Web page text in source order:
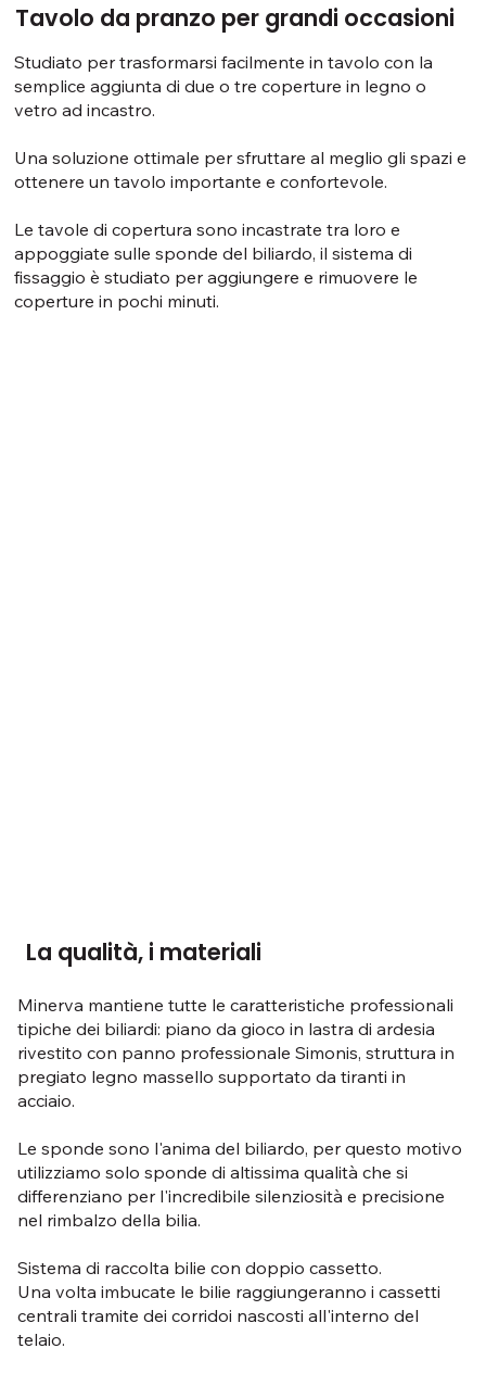
Tavolo da pranzo per grandi occasioni
Studiato per trasformarsi facilmente in tavolo con la
semplice aggiunta di due o tre coperture in legno o
vetro ad incastro.
Una soluzione ottimale per sfruttare al meglio gli spazi e
ottenere un tavolo importante e confortevole.
Le tavole di copertura sono incastrate tra loro e
appoggiate sulle sponde del biliardo, il sistema di
fissaggio è studiato per aggiungere e rimuovere le
coperture in pochi minuti.
La qualità, i materiali
Minerva mantiene tutte le caratteristiche professionali
tipiche dei biliardi: piano da gioco in lastra di ardesia
rivestito con panno professionale Simonis, struttura in
pregiato legno massello supportato da tiranti in
acciaio.
Le sponde sono l'anima del biliardo, per questo motivo
utilizziamo solo sponde di altissima qualità che si
differenziano per l'incredibile silenziosità e precisione
nel rimbalzo della bilia.
Sistema di raccolta bilie con doppio cassetto.
Una volta imbucate le bilie raggiungeranno i cassetti
centrali tramite dei corridoi nascosti all'interno del
telaio.